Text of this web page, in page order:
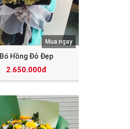
Bó Hồng Đỏ Đẹp
2.650.000đ
Mua ngay